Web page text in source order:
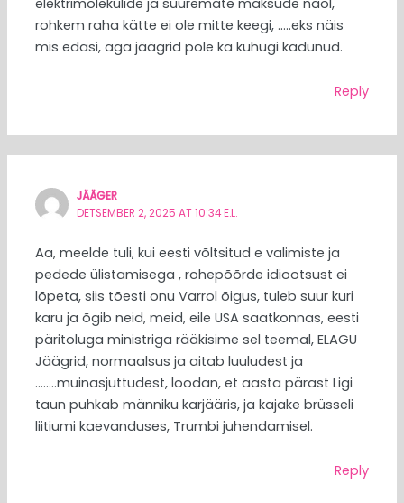
rohkem raha kätte ei ole mitte keegi, …..eks näis
mis edasi, aga jäägrid pole ka kuhugi kadunud.
Reply
JÄÄGER
DETSEMBER 2, 2025 AT 10:34 E.L.
Aa, meelde tuli, kui eesti võltsitud e valimiste ja
pedede ülistamisega , rohepõõrde idiootsust ei
lõpeta, siis tõesti onu Varrol õigus, tuleb suur kuri
karu ja õgib neid, meid, eile USA saatkonnas, eesti
päritoluga ministriga rääkisime sel teemal, ELAGU
Jäägrid, normaalsus ja aitab luuludest ja
……..muinasjuttudest, loodan, et aasta pärast Ligi
taun puhkab männiku karjääris, ja kajake brüsseli
liitiumi kaevanduses, Trumbi juhendamisel.
Reply